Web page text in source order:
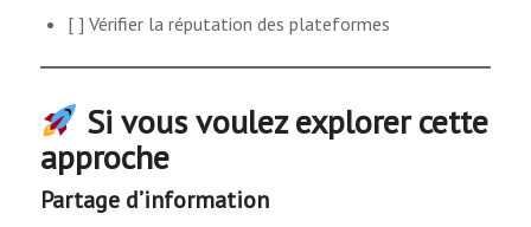
[ ] Vérifier la réputation des plateformes
Si vous voulez explorer cette
approche
Partage d’information